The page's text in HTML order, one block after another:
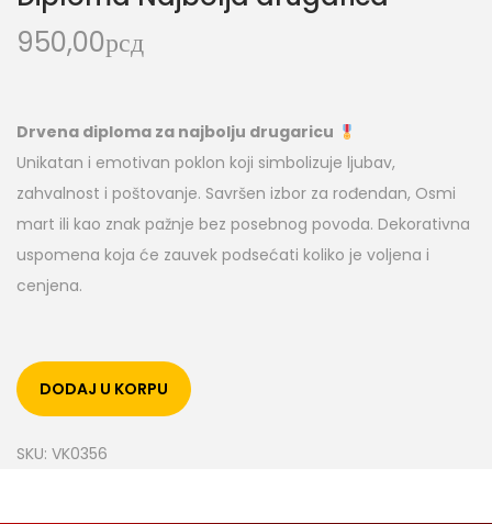
950,00рсд
Drvena diploma za najbolju drugaricu
Unikatan i emotivan poklon koji simbolizuje ljubav,
zahvalnost i poštovanje. Savršen izbor za rođendan, Osmi
mart ili kao znak pažnje bez posebnog povoda. Dekorativna
uspomena koja će zauvek podsećati koliko je voljena i
cenjena.
DODAJ U KORPU
SKU: VK0356